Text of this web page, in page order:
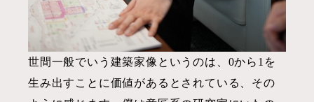
世間一般でいう建築家像というのは、0から1を
生み出すことに価値があるとされている、その